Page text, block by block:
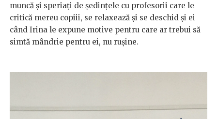
muncă și speriați de ședințele cu profesorii care le
critică mereu copiii, se relaxează și se deschid și ei
când Irina le expune motive pentru care ar trebui să
simtă mândrie pentru ei, nu rușine.